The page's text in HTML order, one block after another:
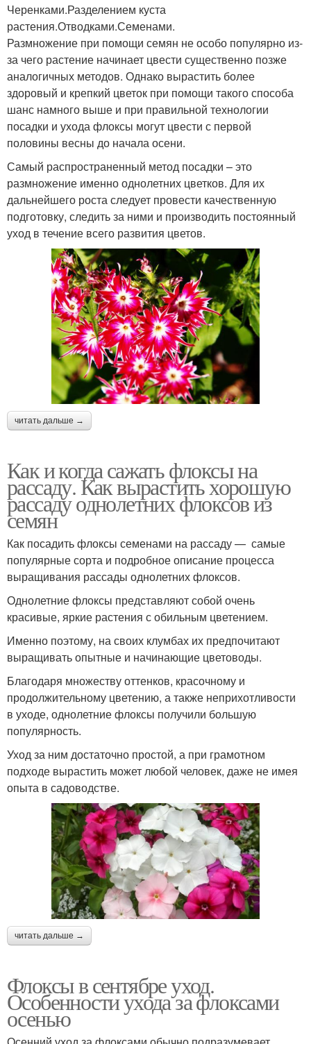
Черенками.Разделением куста
растения.Отводками.Семенами.
Размножение при помощи семян не особо популярно из-
за чего растение начинает цвести существенно позже
аналогичных методов. Однако вырастить более
здоровый и крепкий цветок при помощи такого способа
шанс намного выше и при правильной технологии
посадки и ухода флоксы могут цвести с первой
половины весны до начала осени.
Самый распространенный метод посадки – это
размножение именно однолетних цветков. Для их
дальнейшего роста следует провести качественную
подготовку, следить за ними и производить постоянный
уход в течение всего развития цветов.
читать дальше →
Как и когда сажать флоксы на
рассаду. Как вырастить хорошую
рассаду однолетних флоксов из
семян
Как посадить флоксы семенами на рассаду — самые
популярные сорта и подробное описание процесса
выращивания рассады однолетних флоксов.
Однолетние флоксы представляют собой очень
красивые, яркие растения с обильным цветением.
Именно поэтому, на своих клумбах их предпочитают
выращивать опытные и начинающие цветоводы.
Благодаря множеству оттенков, красочному и
продолжительному цветению, а также неприхотливости
в уходе, однолетние флоксы получили большую
популярность.
Уход за ним достаточно простой, а при грамотном
подходе вырастить может любой человек, даже не имея
опыта в садоводстве.
читать дальше →
Флоксы в сентябре уход.
Особенности ухода за флоксами
осенью